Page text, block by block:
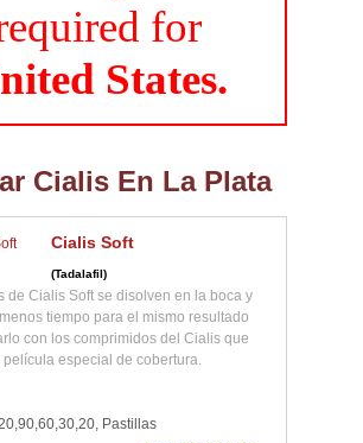
for
States.
Cialis En La Plata
Cialis Soft
(Tadalafil)
de Cialis Soft se disolven en la boca y
tiempo para el mismo resultado
con los comprimidos del Cialis que
película especial de cobertura.
Pastillas